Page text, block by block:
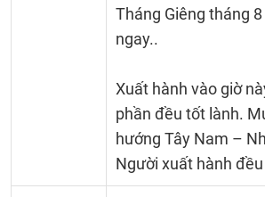
Tháng Giêng tháng
ngay..
Xuất hành vào giờ
phần đều tốt lành.
hướng Tây Nam –
Người xuất hành